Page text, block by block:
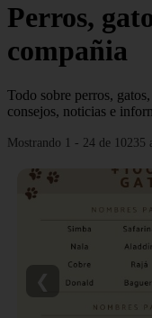
Perros,
compañia
Todo sobre perros,
consejos, noticias e
Mostrando 1 - 24 de 10235
❮